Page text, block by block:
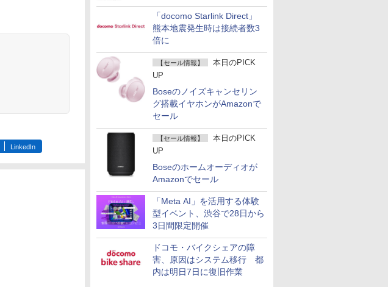
「docomo Starlink Direct」
熊本地震発生時は接続者数3
倍に
【セール情報】
本日のPICK
UP
Boseのノイズキャンセリン
グ搭載イヤホンがAmazonで
セール
【セール情報】
本日のPICK
UP
Boseのホームオーディオが
Amazonでセール
「Meta AI」を活用する体験
型イベント、渋谷で28日から
3日間限定開催
ドコモ・バイクシェアの障
害、原因はシステム移行 都
内は明日7日に復旧作業
LinkedIn